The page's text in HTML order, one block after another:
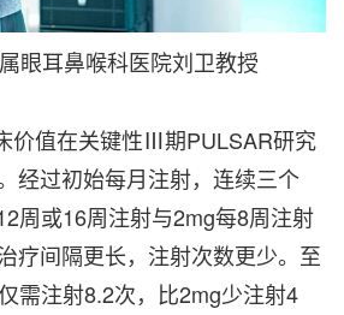
眼耳鼻喉科医院刘卫教授
价值在关键性Ⅲ期PULSAR研究
经过初始每月注射，连续三个
周或16周注射与2mg每8周注射
疗间隔更长，注射次数更少。至
需注射8.2次，比2mg少注射4